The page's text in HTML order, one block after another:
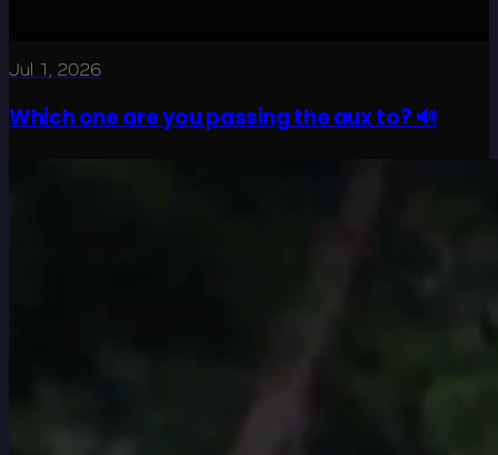
Jul 1, 2026
Which one are you passing the aux to? 🔊